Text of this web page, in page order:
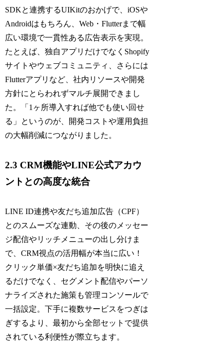
SDKと連携するUIKitのおかげで、iOSや
Androidはもちろん、Web・Flutterまで幅
広い環境で一貫性ある広告表示を実現。
たとえば、独自アプリだけでなくShopify
サイトやウェブコミュニティ、さらには
Flutterアプリなど、社内リソースや開発
方針にとらわれずマルチ展開できまし
た。「1ヶ所導入すれば他でも使い回せ
る」というのが、開発コストや運用負担
の大幅削減につながりました。
2.3 CRM機能やLINE公式アカウ
ントとの高度な統合
LINE ID連携や友だち追加広告（CPF）
とのスムーズな連動、その後のメッセー
ジ配信やリッチメニューの出し分けま
で、CRM視点の活用幅が本当に広い！
クリック単価×友だち追加を明快に追え
るだけでなく、セグメント配信やパーソ
ナライズされた施策も管理コンソールで
一括設定。下手に複数サービスをつぎは
ぎするより、最初から全部セットで提供
されている利便性が際立ちます。